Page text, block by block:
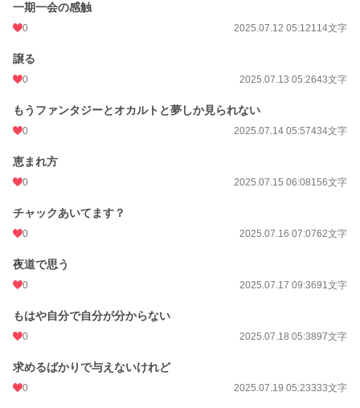
一期一会の感触
0 2025.07.12 05:12114文字
譲る
0 2025.07.13 05:2643文字
もうファンタジーとオカルトと夢しか見られない
0 2025.07.14 05:57434文字
恵まれ方
0 2025.07.15 06:08156文字
チャックあいてます？
0 2025.07.16 07:0762文字
夜道で思う
0 2025.07.17 09:3691文字
もはや自分で自分が分からない
0 2025.07.18 05:3897文字
求めるばかりで与えないけれど
0 2025.07.19 05:23333文字